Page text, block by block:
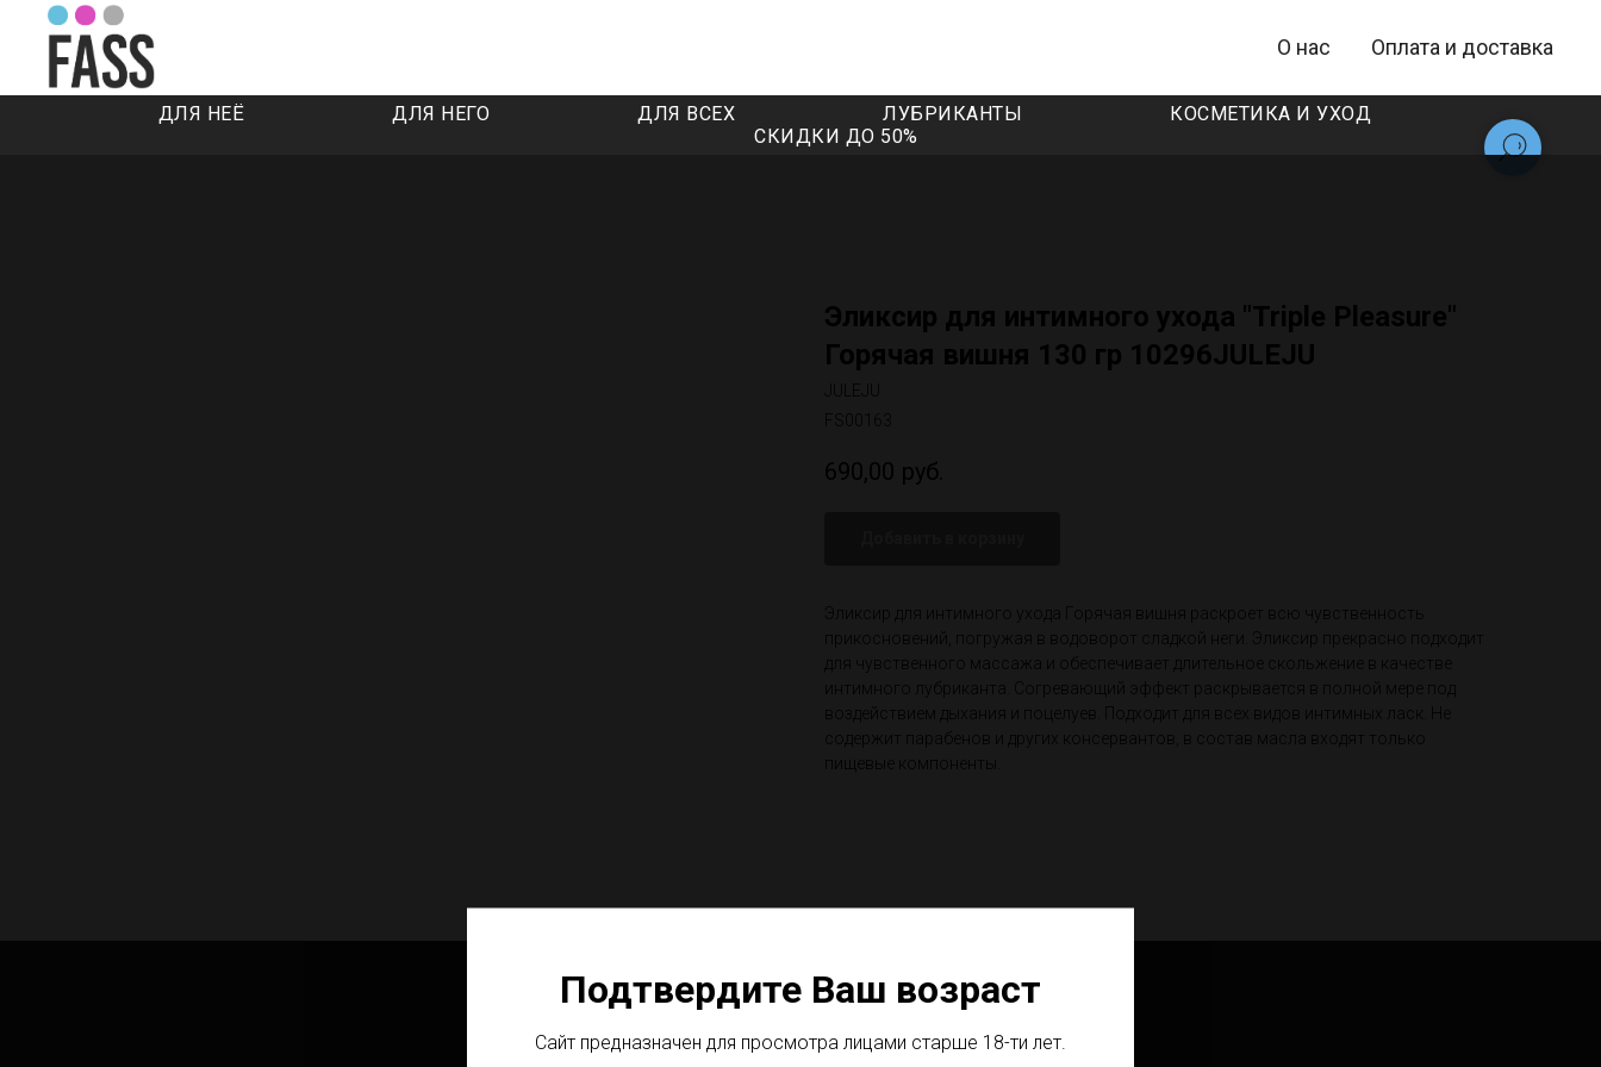
О нас Оплата и доставка
ДЛЯ НЕЁ ДЛЯ НЕГО ДЛЯ ВСЕХ ЛУБРИКАНТЫ
КОСМЕТИКА И УХОД
СКИДКИ ДО 50%
Подтвердите Ваш возраст
Сайт предназначен для просмотра лицами старше 18-ти лет.
Эликсир для интимного ухода "Triple Pleasure"
Горячая вишня 130 гр 10296JULEJU
FS00163
690,00 руб.
Эликсир для интимного ухода Горячая вишня раскроет всю чувственность
прикосновений, погружая в водоворот сладкой неги. Эликсир прекрасно подходит
для чувственного массажа и обеспечивает длительное скольжение в качестве
интимного лубриканта. Согревающий эффект раскрывается в полной мере под
воздействием дыхания и поцелуев. Подходит для всех видов интимных ласк. Не
содержит парабенов и других консервантов, в состав масла входят только
пищевые компоненты.